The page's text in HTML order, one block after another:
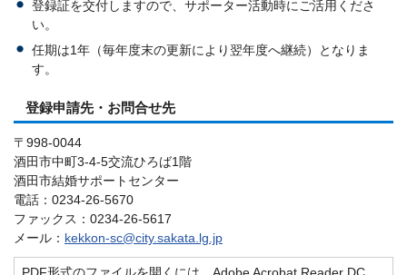
登録証を交付しますので、サポーター活動時にご活用くださ
い。
任期は1年（毎年度末の更新により翌年度へ継続）となりま
す。
登録申請先・お問合せ先
〒998-0044
酒田市中町3-4-5交流ひろば1階
酒田市結婚サポートセンター
電話：0234-26-5670
ファックス：0234-26-5617
メール： kekkon-sc@city.sakata.lg.jp
PDF形式のファイルを開くには、Adobe Acrobat Reader DC